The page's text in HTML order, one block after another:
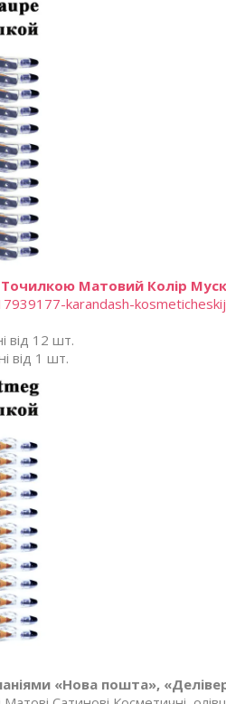
Матовий Колір
karandash-
від 12 шт.
від 1 шт.
«Нова пошта»,